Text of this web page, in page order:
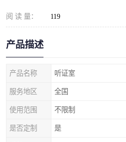
阅 读 量： 119
产品描述
产品名称 听证室
服务地区 全国
使用范围 不限制
是否定制 是